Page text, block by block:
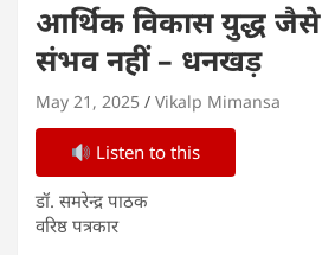
आर्थिक विकास युद्ध जैसे
संभव नहीं – धनखड़
May 21, 2025 Vikalp Mimansa
Listen to this
डॉ. समरेन्द्र पाठक
वरिष्ठ पत्रकार